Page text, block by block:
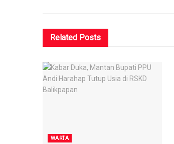
Related Posts
WARTA